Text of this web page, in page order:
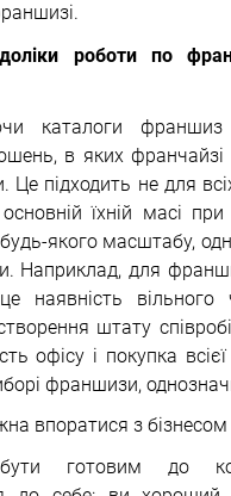
роботи по
каталоги
в яких
Це підходить не для
їхній масі
будь-якого масштабу,
Наприклад, для
наявність вільного
штату
офісу і покупка всієї
франшизи,
впоратися з бізнесом
готовим до